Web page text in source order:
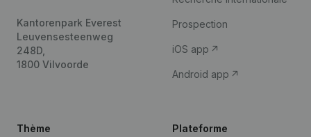
Kantorenpark Everest
Leuvensesteenweg
248D,
1800 Vilvoorde
Prospection
iOS app
Android app
Thème Plateforme